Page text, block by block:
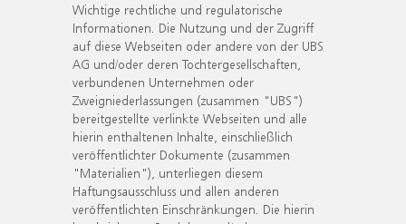
Wichtige rechtliche und regulatorische
Informationen. Die Nutzung und der Zugriff
auf diese Webseiten oder andere von der UBS
AG und/oder deren Tochtergesellschaften,
verbundenen Unternehmen oder
Zweigniederlassungen (zusammen "UBS")
bereitgestellte verlinkte Webseiten und alle
hierin enthaltenen Inhalte, einschließlich
veröffentlichter Dokumente (zusammen
"Materialien"), unterliegen diesem
Haftungsausschluss und allen anderen
veröffentlichten Einschränkungen. Die hierin